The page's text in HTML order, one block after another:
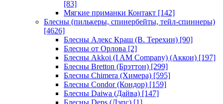
[83]
Мягкие приманки Контакт [142]
Блесны (пилькеры, спинербейты, тейл-спиннеры)
[4626]
Блесны Алекс Краш (В. Терехин) [90]
Блесны от Орлова [2]
Блесны Akkoi (I AM Company) (Аккои) [197]
Блесны Bretton (Брэттон) [299]
Блесны Chimera (Химера) [595]
Блесны Condor (Кондор) [159]
Блесны Daiwa (Дайва) [147]